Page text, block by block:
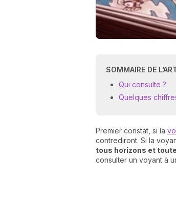
SOMMAIRE DE
Qui consulte ?
Quelques
Premier constat, si la
contrediront. Si la
tous horizons et
consulter un voyant à